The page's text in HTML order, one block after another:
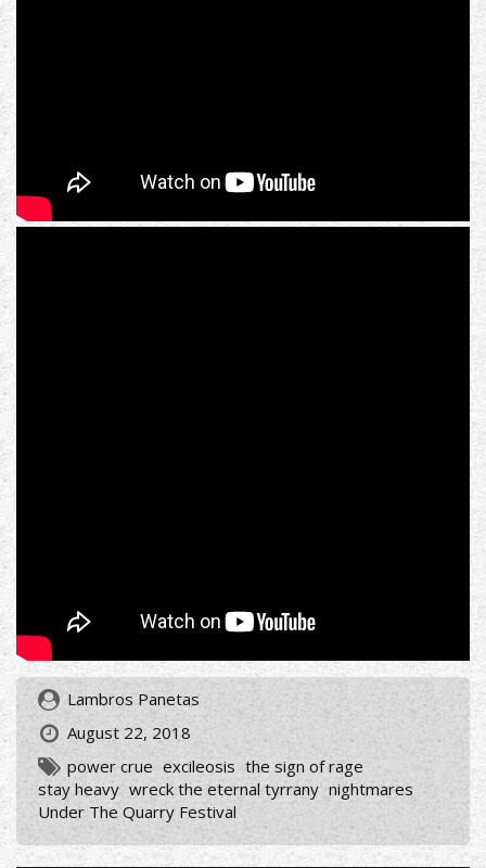
Lambros Panetas
August 22, 2018
power crue excileosis the sign of rage
stay heavy wreck the eternal tyrrany nightmares
Under The Quarry Festival